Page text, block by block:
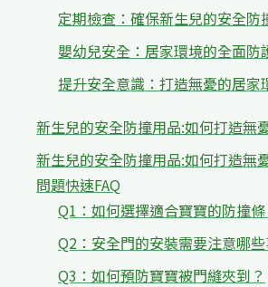
定期檢查：確保新生兒的安全防
嬰幼兒安全：居家環境的全面防
提升安全意識：打造無憂的居家
新生兒的安全防撞用品:如何打造無
新生兒的安全防撞用品:如何打造無
問題快速FAQ
Q1：如何選擇適合寶寶的防撞條
Q2：安全門的安裝需要注意哪些
Q3：如何預防寶寶被門縫夾到？